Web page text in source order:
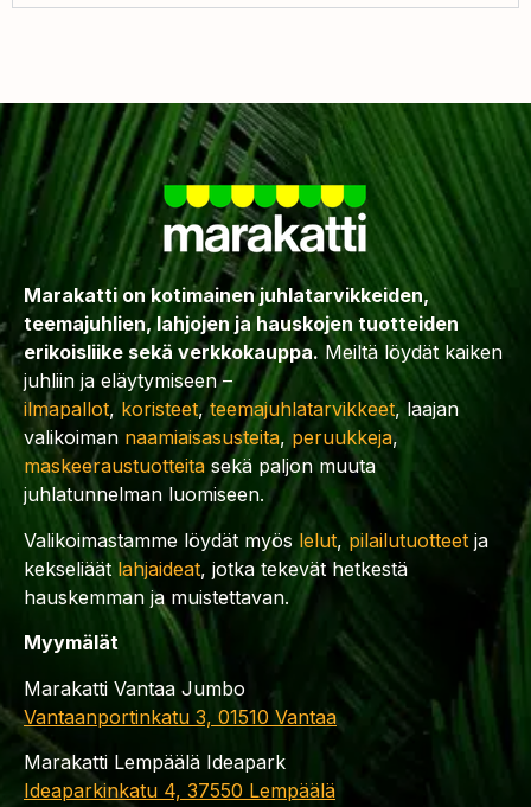
Marakatti on kotimainen juhlatarvikkeiden,
teemajuhlien, lahjojen ja hauskojen tuotteiden
erikoisliike sekä verkkokauppa. Meiltä löydät kaiken
juhliin ja eläytymiseen –
ilmapallot, koristeet,teemajuhlatarvikkeet, laajan
valikoiman naamiaisasusteita, peruukkeja,
maskeeraustuotteita sekä paljon muuta
juhlatunnelman luomiseen.
Valikoimastamme löydät myös lelut,pilailutuotteet ja
kekseliäät lahjaideat, jotka tekevät hetkestä
hauskemman ja muistettavan.
Myymälät
Marakatti Vantaa Jumbo
Vantaanportinkatu 3, 01510 Vantaa
Marakatti Lempäälä Ideapark
Ideaparkinkatu 4, 37550 Lempäälä